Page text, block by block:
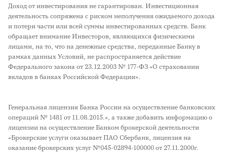
Доход от инвестирования не гарантирован. Инвестиционная
деятельность сопряжена с риском неполучения ожидаемого дохода
и потери части или всей суммы инвестированных средств. Банк
обращает внимание Инвесторов, являющихся физическими
лицами, на то, что на денежные средства, переданные Банку в
рамках данных Условий, не распространяется действие
Федерального закона от 23.12.2003 № 177-ФЗ «О страховании
вкладов в банках Российской Федерации».
Генеральная лицензия Банка России на осуществление банковских
операций № 1481 от 11.08.2015.», а также добавить информацию о
лицензии на осуществление Банком брокерской деятельности
«Брокерские услуги оказывает ПАО Сбербанк, лицензия на
оказание брокерских услуг №045-02894-100000 от 27.11.2000г.